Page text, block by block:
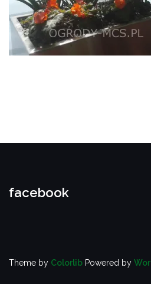
facebook
Theme by Colorlib Powered by